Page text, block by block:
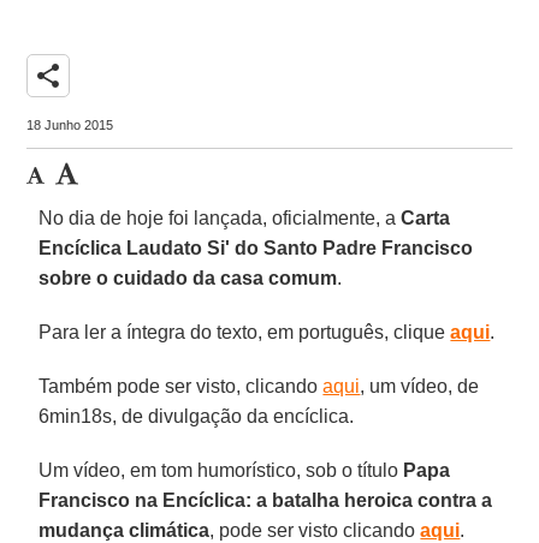
share
18 Junho 2015
No dia de hoje foi lançada, oficialmente, aCarta
Encíclica Laudato Si' do Santo Padre Francisco
sobre o cuidado da casa comum.
Para ler a íntegra do texto, em português, cliqueaqui.
Também pode ser visto, clicandoaqui, um vídeo, de
6min18s, de divulgação da encíclica.
Um vídeo, em tom humorístico, sob o título Papa
Francisco na Encíclica: a batalha heroica contra a
mudança climática, pode ser visto clicandoaqui.